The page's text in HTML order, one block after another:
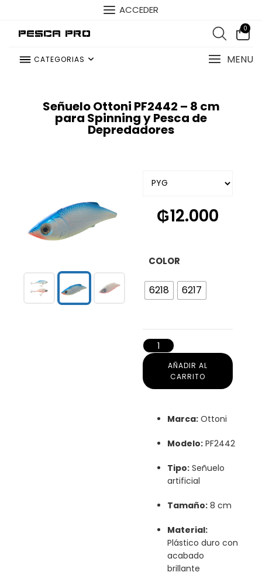
ACCEDER
Pesca Pro 0
CATEGORIAS MENU
Señuelo Ottoni PF2442 – 8 cm
para Spinning y Pesca de
Depredadores
Marca: Ottoni
Modelo: PF2442
Tipo: Señuelo
artificial
Tamaño: 8 cm
Material:
Plástico duro con
acabado
brillante
COLOR
6218 6217
AÑADIR AL
CARRITO
₲12.000